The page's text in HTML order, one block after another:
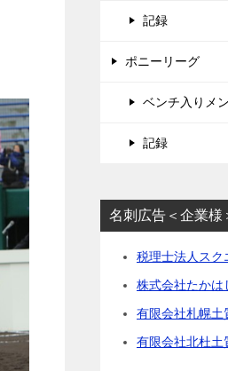
記録
ポニーリーグ
ベンチ入りメ
記録
名刺広告＜企業様
税理士法人スク
株式会社たかは
有限会社札幌土
有限会社北杜土